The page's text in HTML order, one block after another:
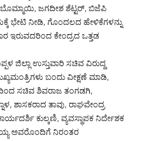
ಬೊಮ್ಮಾಯಿ, ಜಗದೀಶ ಶೆಟ್ಟರ್, ಬಿಜೆಪಿ
ಭೇಟಿ ನೀಡಿ, ಗೊಂದಲದ ಹೇಳಿಕೆಗಳನ್ನು
ಇರುವದರಿಂದ ಕೇಂದ್ರದ ಒತ್ತಡ
ಜಿಲ್ಲಾ ಉಸ್ತುವಾರಿ ಸಚಿವ ವಿರುದ್ದ
ಬಂದು ವೀಕ್ಷಣೆ ಮಾಡಿ,
ಸಚಿವ ಶಿವರಾಜ ತಂಗಡಗಿ,
ಶಾಸಕರಾದ ತಾವು, ರಾಘವೇಂದ್ರ
ಕುಲ್ಕಣಿ, ವ್ಯವಸ್ಥಾಪಕ ನಿರ್ದೇಶಕ
ಅವರೊಂದಿಗೆ ನಿರಂತರ